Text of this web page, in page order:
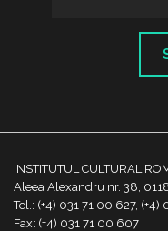
INSTITUTUL CULTURAL
Aleea Alexandru nr. 38,
Tel.: (+4) 031 71 00 627,
Fax: (+4) 031 71 00 607